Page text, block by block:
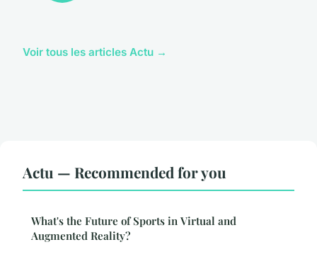
Voir tous les articles Actu →
Actu — Recommended for you
What's the Future of Sports in Virtual and
Augmented Reality?